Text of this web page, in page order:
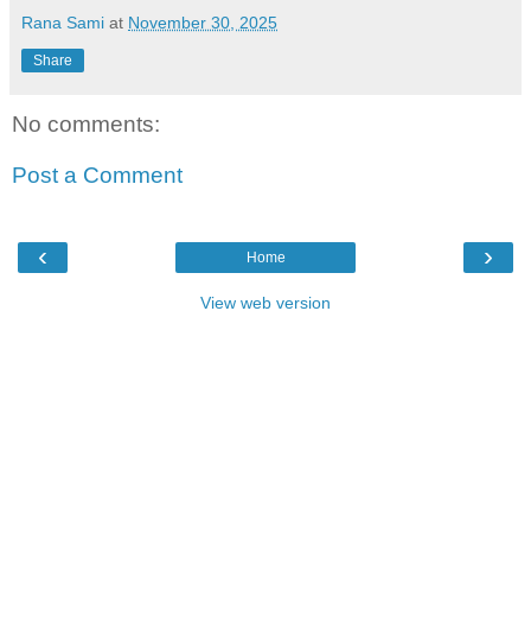
Rana Sami at November 30, 2025
Share
No comments:
Post a Comment
‹ ›
Home
View web version